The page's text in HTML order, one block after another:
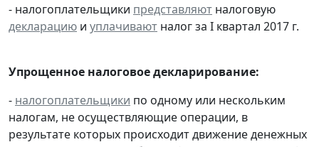
- налогоплательщики представляют налоговую
декларацию и уплачивают налог за I квартал 2017 г.
Упрощенное налоговое декларирование:
- налогоплательщики по одному или нескольким
налогам, не осуществляющие операции, в
результате которых происходит движение денежных